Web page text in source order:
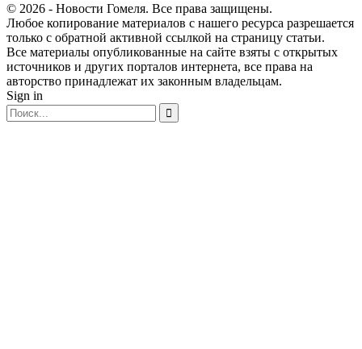
© 2026 - Новости Гомеля. Все права защищены.
Любое копирование материалов с нашего ресурса разрешается
только с обратной активной ссылкой на страницу статьи.
Все материалы опубликованные на сайте взяты с открытых
источников и других порталов интернета, все права на
авторство принадлежат их законным владельцам.
Sign in